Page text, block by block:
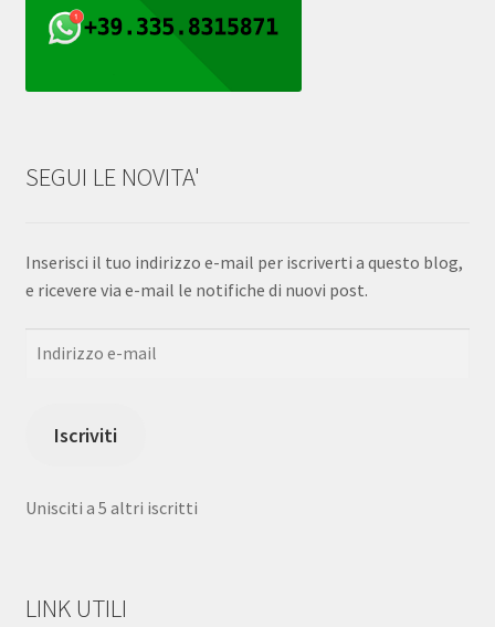
SEGUI LE NOVITA'
Inserisci il tuo indirizzo e-mail per iscriverti a questo blog,
e ricevere via e-mail le notifiche di nuovi post.
Iscriviti
Unisciti a 5 altri iscritti
LINK UTILI